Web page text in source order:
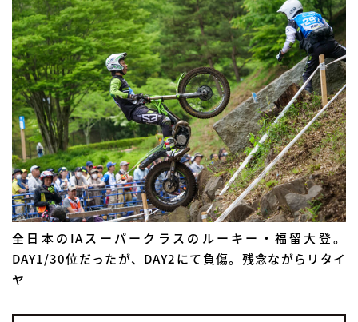
全日本のIAスーパークラスのルーキー・福留大登。
DAY1/30位だったが、DAY2にて負傷。残念ながらリタイ
ヤ